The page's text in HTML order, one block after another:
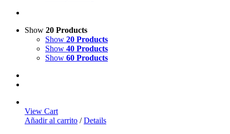
Show 20 Products
Show 20 Products
Show 40 Products
Show 60 Products
View Cart
Añadir al carrito / Details